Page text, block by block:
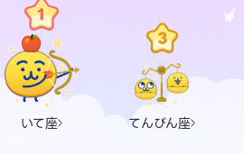
いて座 てんびん座